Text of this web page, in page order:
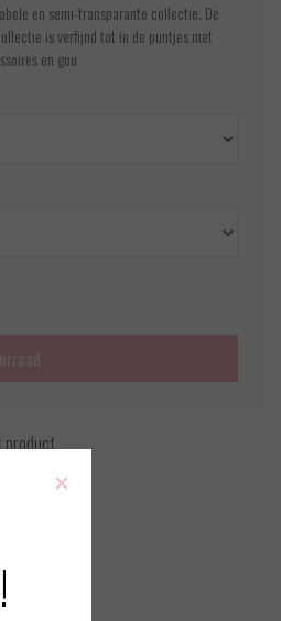
en semi-transparante collectie. De
is verfijnd tot in de puntjes met
en gou
product
×